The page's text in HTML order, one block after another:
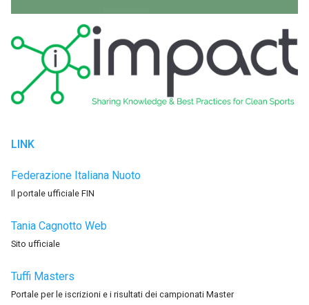
LINK
Federazione Italiana Nuoto
Il portale ufficiale FIN
Tania Cagnotto Web
Sito ufficiale
Tuffi Masters
Portale per le iscrizioni e i risultati dei campionati Master